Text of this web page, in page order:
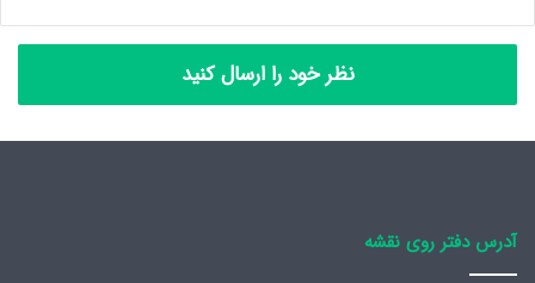
نظر خود را ارسال کنید
آدرس دفتر روی نقشه